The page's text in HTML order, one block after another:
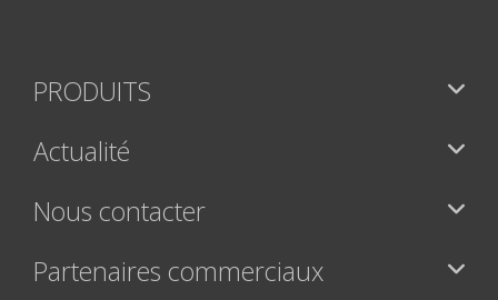
PRODUITS
Actualité
Nous contacter
Partenaires commerciaux